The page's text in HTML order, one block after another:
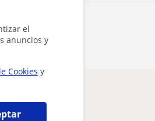
el
anuncios y
Cookies y
interesarte